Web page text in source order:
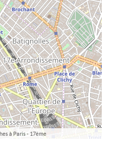
à Paris - 17ème